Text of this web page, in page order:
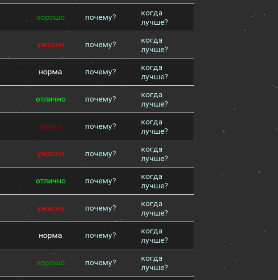
хорошо почему?
когда
лучше?
ужасно почему?
когда
лучше?
норма почему?
когда
лучше?
отлично почему?
когда
лучше?
плохо почему?
когда
лучше?
ужасно почему?
когда
лучше?
отлично почему?
когда
лучше?
ужасно почему?
когда
лучше?
норма почему?
когда
лучше?
хорошо почему?
когда
лучше?